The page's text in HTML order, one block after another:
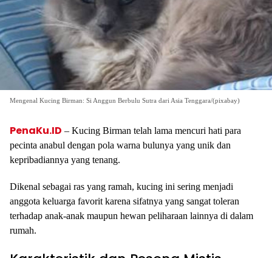
Mengenal Kucing Birman: Si Anggun Berbulu Sutra dari Asia Tenggara/(pixabay)
PenaKu.ID – Kucing Birman telah lama mencuri hati para
pecinta anabul dengan pola warna bulunya yang unik dan
kepribadiannya yang tenang.
Dikenal sebagai ras yang ramah, kucing ini sering menjadi
anggota keluarga favorit karena sifatnya yang sangat toleran
terhadap anak-anak maupun hewan peliharaan lainnya di dalam
rumah.